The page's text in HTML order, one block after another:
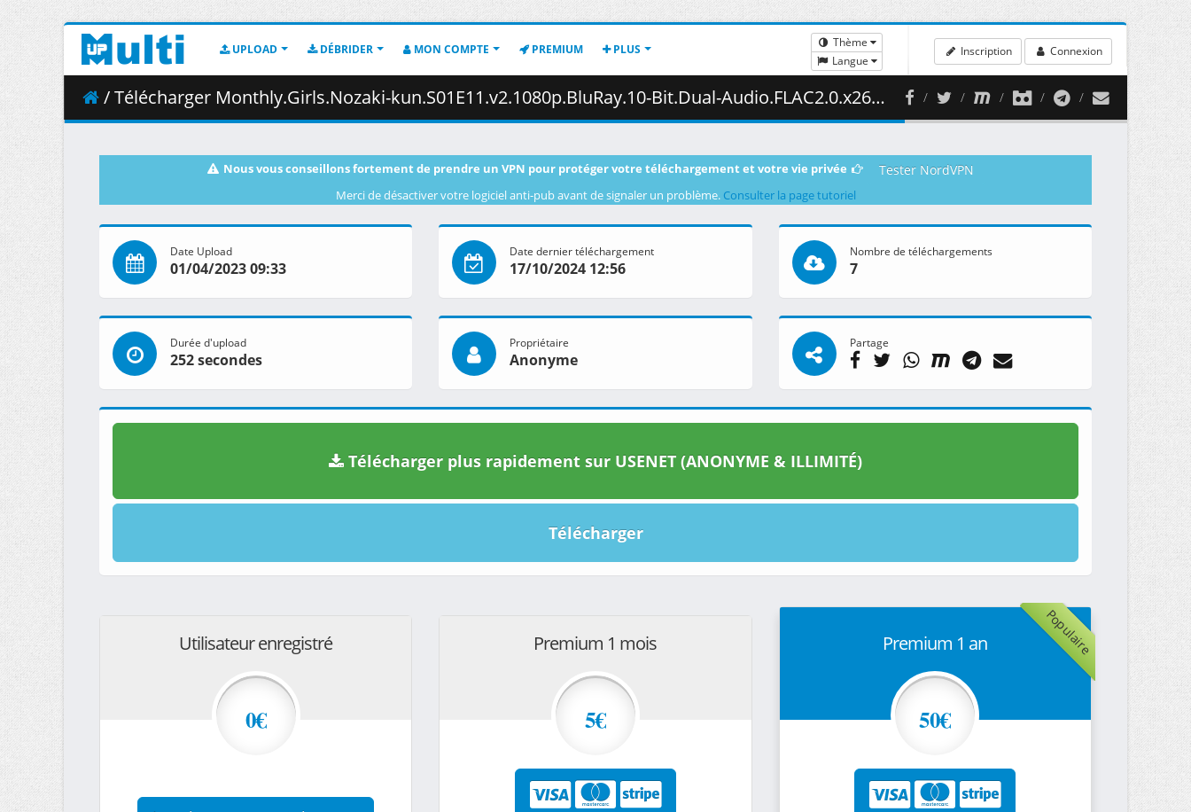
UPLOAD DÉBRIDER MON COMPTE PREMIUM PLUS
Thème
Langue
Inscription Connexion
/ Télécharger Monthly.Girls.Nozaki-kun.S01E11.v2.1080p.BluRay.10-Bit.Dual-Audio.FLAC2.0.x265-YURASUKA.mkv.002 ( 342.42 MB )
Nous vous conseillons fortement de prendre un VPN pour protéger votre téléchargement et votre vie privée Tester NordVPN
Merci de désactiver votre logiciel anti-pub avant de signaler un problème. Consulter la page tutoriel
Date Upload
01/04/2023 09:33
Date dernier téléchargement
17/10/2024 12:56
Nombre de téléchargements
7
Durée d'upload
252 secondes
Propriétaire
Anonyme
Partage
Télécharger plus rapidement sur USENET (ANONYME & ILLIMITÉ)
Télécharger
Utilisateur enregistré
0€
Premium 1 mois
5€
Populaire
Premium 1 an
50€